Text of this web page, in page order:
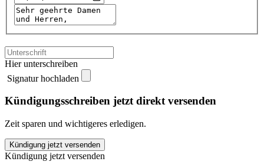
Hier unterschreiben
Signatur hochladen
Kündigungsschreiben jetzt direkt versenden
Zeit sparen und wichtigeres erledigen.
Dextra
Rechtsschutz
Kündigung jetzt versenden
Kündigung jetzt versenden